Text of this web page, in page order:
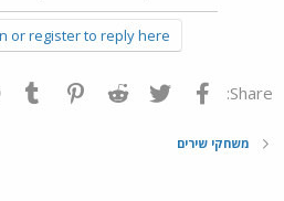
or register to reply here.
Share: פייסבוק Twitter
Reddit
משחקי שירים